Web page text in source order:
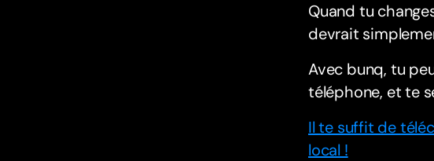
Quand tu
devrait
Avec bunq, tu
téléphone, et te
Il te suffit de
local !